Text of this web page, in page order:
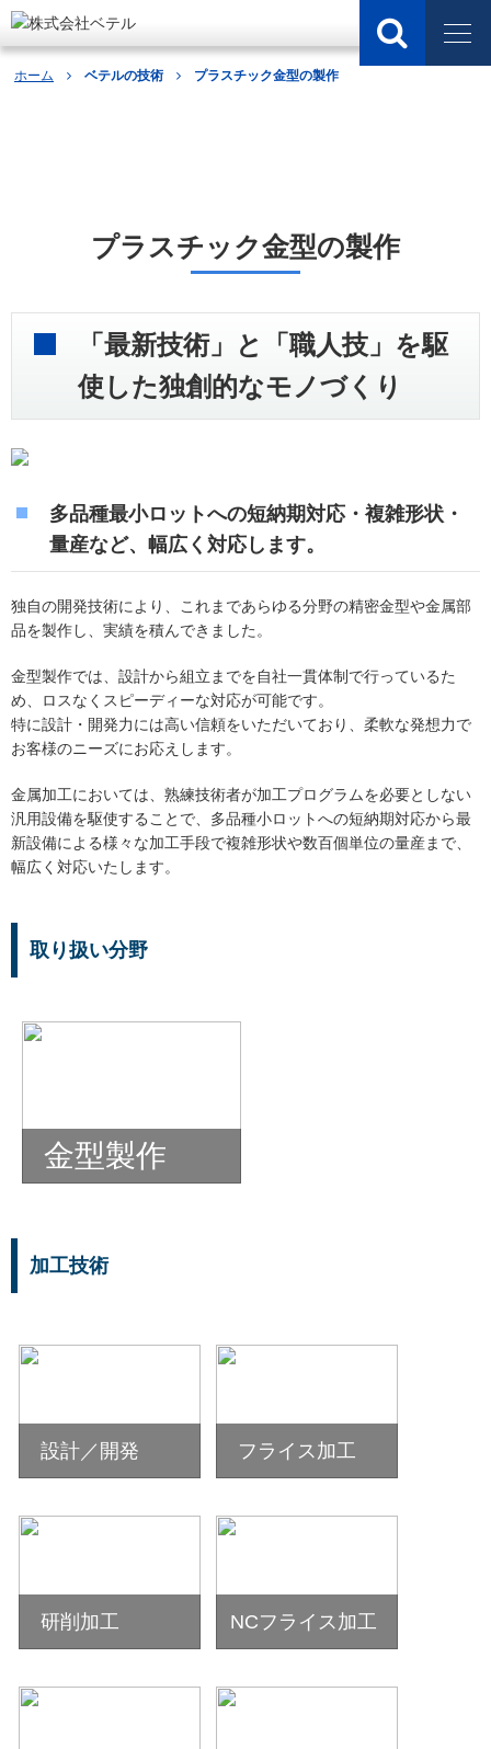
ホーム ベテルの技術 プラスチック金型の製作
プラスチック金型の製作
「最新技術」と「職人技」を駆
使した独創的なモノづくり
多品種最小ロットへの短納期対応・複雑形状・
量産など、幅広く対応します。
独自の開発技術により、これまであらゆる分野の精密金型や金属部
品を製作し、実績を積んできました。
金型製作では、設計から組立までを自社一貫体制で行っているた
め、ロスなくスピーディーな対応が可能です。
特に設計・開発力には高い信頼をいただいており、柔軟な発想力で
お客様のニーズにお応えします。
金属加工においては、熟練技術者が加工プログラムを必要としない
汎用設備を駆使することで、多品種小ロットへの短納期対応から最
新設備による様々な加工手段で複雑形状や数百個単位の量産まで、
幅広く対応いたします。
取り扱い分野
金型製作
加工技術
設計／開発 フライス加工
研削加工 NCフライス加工